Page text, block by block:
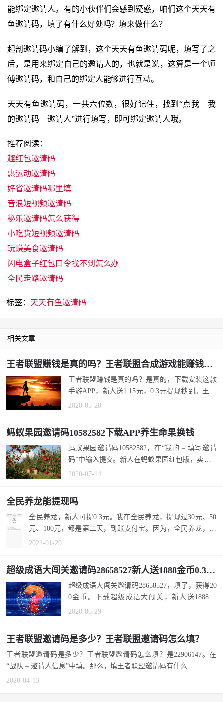
能绑定邀请人。有的小伙伴们会感到疑惑，咱们这个天天有
鱼邀请码，填了有什么好处吗？填来做什么？
起剖邀请码小编了解到，这个天天有鱼邀请码呢，填写了之
后，是用来绑定自己的邀请人的，也就是说，这算是一个师
傅邀请码，和自己的绑定人能够进行互动。
天天有鱼邀请码，一共六位数，很好记住，找到“点我 – 我
的邀请码 – 邀请人”进行填写，即可绑定邀请人哦。
推荐阅读：
趣红包邀请码
惠运动邀请码
好省邀请码哪里填
音浪短视频邀请码
秘乐邀请码怎么获得
小吃货短视频邀请码
玩赚美食邀请码
闪电盒子红包口令找不到怎么办
全民走路邀请码
标签： 天天有鱼邀请码
相关文章
王者联盟赚钱是真的吗？王者联盟合成游戏能赚钱吗？
王者联盟赚钱是真的吗？是真的，下载安装这款
手游APP，新人送1.15元，0.3元提现秒到。王者
联盟合成游戏能赚钱吗？能，合成英...
2020-05-28
蚂蚁果园邀请码10582582下载APP养生命果换钱
蚂蚁果园邀请码10582582，在“我的 – 填写邀请
码”中输入提交。新人在蚂蚁果园红包版，卖出0.
12个生命果，微信秒到0.3元...
2020-07-14
全民养龙能提现吗
全民养龙，新人可提0.3元。我在全民养龙，提现过30元、50
元、100元，都是第二天，到账支付宝。因为，全民养龙，提
现手续费是3...
2021-01-29
超级成语大闯关邀请码28658527新人送1888金币0.3元提现秒到
超级成语大闯关邀请码28658527，填了，获得20
0金币。下载超级成语大闯关，新人送1888金
币，相当于0.1888元。新人专享0.3元提...
2020-06-29
王者联盟邀请码是多少？王者联盟邀请码怎么填？
王者联盟邀请码是多少？王者联盟邀请码怎么填？是22906147。在
“战队 – 邀请人信息”中填。那么，填王者联盟邀请码有什么...
2020-04-13